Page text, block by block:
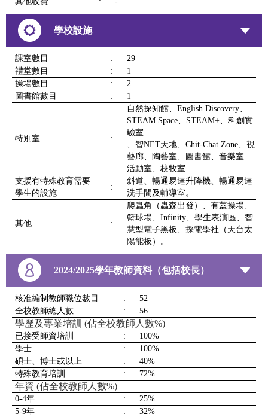
學校設施
課室數目 :
29
禮堂數目
:
1
操場數目
:
2
圖書館數目
: 1
特別室 :
自然探知館、English Discovery、
STEAM Space、STEAM+、科創實
驗室
、智NET天地、Chit-Chat Zone、視
藝廊、陶藝室、圖書館、音樂室
活動室、校牧室
支援有特殊教育需要
學生的設施
:
斜道、暢通易達升降機、暢通易達
洗手間及輔導室。
其他 :
爬蟲角（蟲森出發）、有蓋操場、
籃球場、Infinity、學生表演區、智
慧型電子黑板、採電學社（天台太
陽能板）。
2024/2025學年教師資料（包括校長）
核准編制教師職位數目 :
52
全校教師總人數
: 56
學歷及專業培訓 (佔全校教師人數%)
已接受師資培訓 :
100%
學士
:
100%
碩士、博士或以上
:
40%
特殊教育培訓
: 72%
年資 (佔全校教師人數%)
0-4年 :
25%
5-9年
:
32%